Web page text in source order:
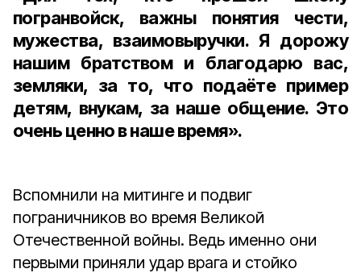
погранвойск, важны понятия чести,
мужества, взаимовыручки. Я дорожу
нашим братством и благодарю вас,
земляки, за то, что подаёте пример
детям, внукам, за наше общение. Это
очень ценно в наше время».
Вспомнили на митинге и подвиг
пограничников во время Великой
Отечественной войны. Ведь именно они
первыми приняли удар врага и стойко